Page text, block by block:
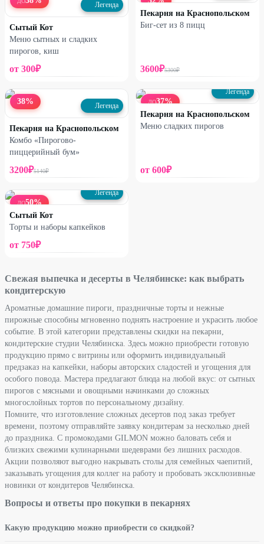
Легенда
Сытый Кот
Меню сытных и сладких
пирогов, киш
от 300₽
Пекарня на Краснопольском
Биг-сет из 8 пицц
3600₽5300₽
38% Легенда
Пекарня на Краснопольском
Комбо «Пирогово-
пиццерийный бум»
3200₽5140₽
ДО37%
Легенда
Пекарня на Краснопольском
Меню сладких пирогов
от 600₽
ДО50%
Легенда
Сытый Кот
Торты и наборы капкейков
от 750₽
Свежая выпечка и десерты в Челябинске: как выбрать
кондитерскую
Ароматные домашние пироги, праздничные торты и нежные
пирожные способны мгновенно поднять настроение и украсить любое
событие. В этой категории представлены скидки на пекарни,
кондитерские студии Челябинска. Здесь можно приобрести готовую
продукцию прямо с витрины или оформить индивидуальный
предзаказ на капкейки, наборы авторских сладостей и угощения для
особого повода. Мастера предлагают блюда на любой вкус: от сытных
пирогов с мясными и овощными начинками до сложных
многослойных тортов по персональному дизайну.
Помните, что изготовление сложных десертов под заказ требует
времени, поэтому отправляйте заявку кондитерам за несколько дней
до праздника. С промокодами GILMON можно баловать себя и
близких свежими кулинарными шедеврами без лишних расходов.
Акции позволяют выгодно накрывать столы для семейных чаепитий,
заказывать угощения для коллег на работу и пробовать эксклюзивные
новинки от кондитеров Челябинска.
Вопросы и ответы про покупки в пекарнях
Какую продукцию можно приобрести со скидкой?